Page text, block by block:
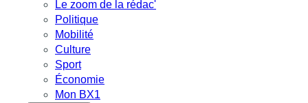
Le zoom de la rédac'
Politique
Mobilité
Culture
Sport
Économie
Mon BX1